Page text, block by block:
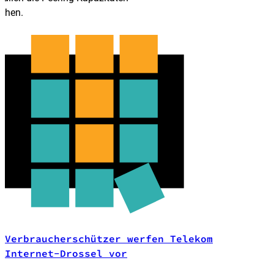
Verbraucherschützer werfen Telekom
Internet-Drossel vor